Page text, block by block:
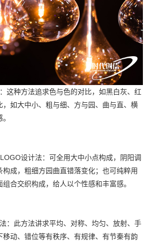
这种方法追求色与色的对比，如黑白灰、红
，如大中小、粗与细、方与园、曲与直、横
设计法：可全用大中小点构成，阴阳调
成，粗细方园曲直错落变化；也可纯粹用
合交织构成，给人以个性感和丰富感。
：此方法讲求平均、对称、均匀、放射、手
移动、错位等有秩序、有规律、有节秦有韵